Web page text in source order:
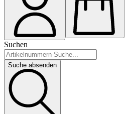
Suchen
Suche absenden